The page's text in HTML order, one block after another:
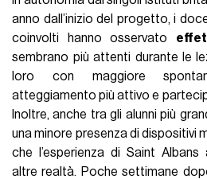
anno dall’inizio del progetto, i
coinvolti hanno osservato
sembrano più attenti durante le
loro con maggiore
atteggiamento più attivo e
Inoltre, anche tra gli alunni più
una minore presenza di dispositivi
che l’esperienza di Saint
altre realtà. Poche settimane